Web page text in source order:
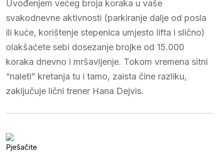
Uvođenjem većeg broja koraka u vaše
svakodnevne aktivnosti (parkiranje dalje od posla
ili kuće, korištenje stepenica umjesto lifta i slično)
olakšaćete sebi dosezanje brojke od 15.000
koraka dnevno i mršavljenje. Tokom vremena sitni
“naleti” kretanja tu i tamo, zaista čine razliku,
zaključuje lični trener Hana Dejvis.